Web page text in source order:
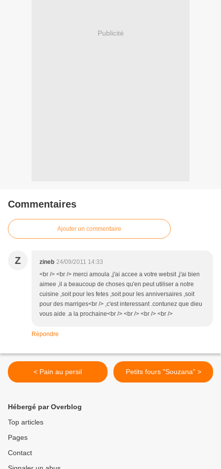
Publicité
Commentaires
Ajouter un commentaire
Z zineb 24/09/2011 14:33
<br /> <br /> merci amoula ,j'ai accee a votre websit ,j'ai bien
aimee ,il a beaucoup de choses qu'en peut utiliser a notre
cuisine ,soit pour les fetes ,soit pour les anniversaires ,soit
pour des marriges<br /> ,c'est interessant .contunez que dieu
vous aide .a la prochaine<br /> <br /> <br /> <br />
Répondre
< Pain au persil Petits fours "Souzana" >
Hébergé par Overblog
Top articles
Pages
Contact